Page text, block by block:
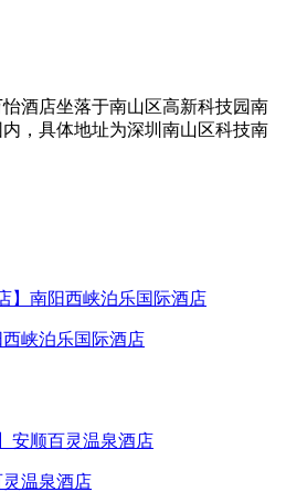
酒店坐落于南山区高新科技园南
，具体地址为深圳南山区科技南
西峡泊乐国际酒店
灵温泉酒店